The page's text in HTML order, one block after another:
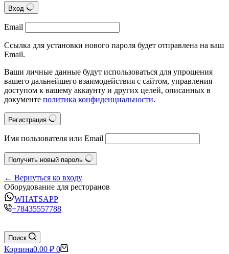
Вход
Email
Ссылка для установки нового пароля будет отправлена на ваш
Email.
Ваши личные данные будут использоваться для упрощения
вашего дальнейшего взаимодействия с сайтом, управления
доступом к вашему аккаунту и других целей, описанных в
документе политика конфиденциальности.
Регистрация
Имя пользователя или Email
Получить новый пароль
← Вернуться ко входу
Оборудование для ресторанов
WHATSAPP
+78435557788
Поиск
Корзина0.00 ₽ 0